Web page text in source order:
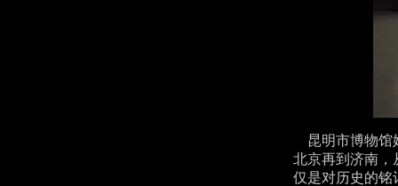
昆明市博物馆
北京再到济南，
仅是对历史的